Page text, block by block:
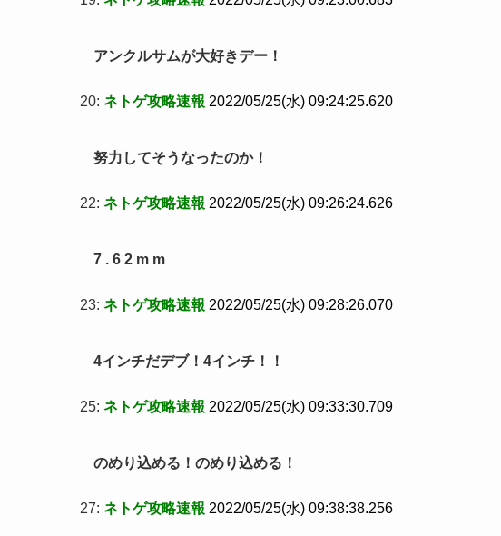
アンクルサムが大好きデー！
20: ネトゲ攻略速報 2022/05/25(水) 09:24:25.620
努力してそうなったのか！
22: ネトゲ攻略速報 2022/05/25(水) 09:26:24.626
7 . 6 2 m m
23: ネトゲ攻略速報 2022/05/25(水) 09:28:26.070
4インチだデブ！4インチ！！
25: ネトゲ攻略速報 2022/05/25(水) 09:33:30.709
のめり込める！のめり込める！
27: ネトゲ攻略速報 2022/05/25(水) 09:38:38.256